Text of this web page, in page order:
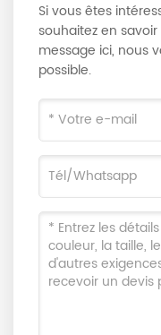
Si vous êtes
souhaitez en
message ici, nous
possible.